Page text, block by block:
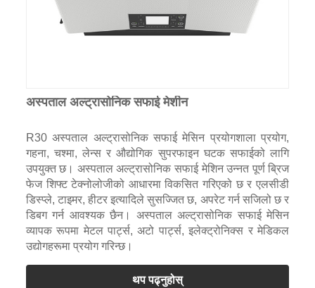
अस्पताल अल्ट्रासोनिक सफाई मेशीन
R30 अस्पताल अल्ट्रासोनिक सफाई मेसिन प्रयोगशाला प्रयोग,
गहना, चश्मा, लेन्स र औद्योगिक सुपरफाइन घटक सफाईको लागि
उपयुक्त छ। अस्पताल अल्ट्रासोनिक सफाई मेशिन उन्नत पूर्ण ब्रिज
फेज शिफ्ट टेक्नोलोजीको आधारमा विकसित गरिएको छ र एलसीडी
डिस्प्ले, टाइमर, हीटर इत्यादिले सुसज्जित छ, अपरेट गर्न सजिलो छ र
डिबग गर्न आवश्यक छैन। अस्पताल अल्ट्रासोनिक सफाई मेसिन
व्यापक रूपमा मेटल पार्ट्स, अटो पार्ट्स, इलेक्ट्रोनिक्स र मेडिकल
उद्योगहरूमा प्रयोग गरिन्छ।
थप पढ्नुहोस्